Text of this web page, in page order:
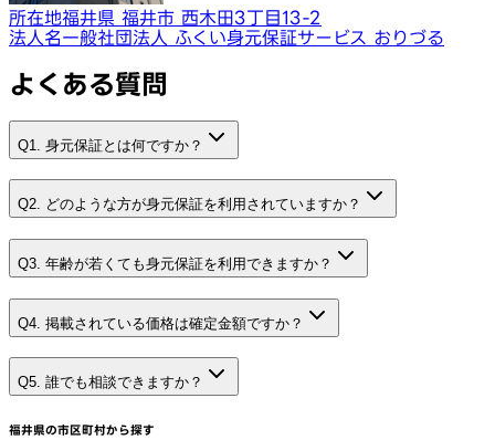
所在地福井県 福井市 西木田3丁目13-2
法人名一般社団法人 ふくい身元保証サービス おりづる
よくある質問
Q1. 身元保証とは何ですか？
Q2. どのような方が身元保証を利用されていますか？
Q3. 年齢が若くても身元保証を利用できますか？
Q4. 掲載されている価格は確定金額ですか？
Q5. 誰でも相談できますか？
福井県の市区町村から探す